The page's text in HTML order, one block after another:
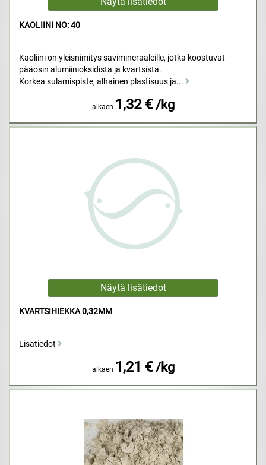
KAOLIINI NO: 40
Kaoliini on yleisnimitys savimineraaleille, jotka koostuvat
pääosin alumiinioksidista ja kvartsista.
Korkea sulamispiste, alhainen plastisuus ja...
alkaen 1,32 € /kg
KVARTSIHIEKKA 0,32MM
Lisätiedot
alkaen 1,21 € /kg